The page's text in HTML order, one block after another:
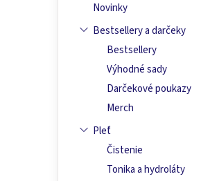
Novinky
Bestsellery a darčeky
Bestsellery
Výhodné sady
Darčekové poukazy
Merch
Pleť
Čistenie
Tonika a hydroláty